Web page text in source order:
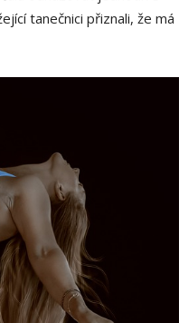
tanečnici přiznali, že má